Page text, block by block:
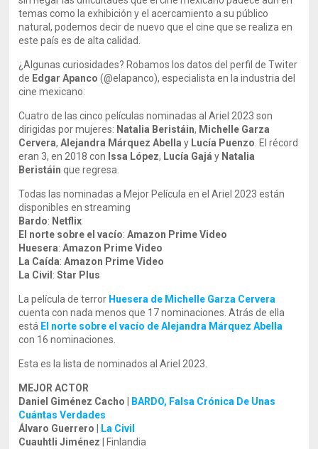
temas como la exhibición y el acercamiento a su público
natural, podemos decir de nuevo que el cine que se realiza en
este país es de alta calidad.
¿Algunas curiosidades? Robamos los datos del perfil de Twiter
de Edgar Apanco (@elapanco), especialista en la industria del
cine mexicano:
Cuatro de las cinco películas nominadas al Ariel 2023 son
dirigidas por mujeres: Natalia Beristáin, Michelle Garza
Cervera,Alejandra Márquez Abella y Lucía Puenzo . El récord
eran 3, en 2018 con Issa López, Lucía Gajá y Natalia
Beristáin que regresa.
Todas las nominadas a Mejor Película en el Ariel 2023 están
disponibles en streaming
Bardo: Netflix
El norte sobre el vacío:Amazon Prime Video
Huesera:Amazon Prime Video
La Caída:Amazon Prime Video
La Civil :Star Plus
La película de terror Huesera de Michelle Garza Cervera
cuenta con nada menos que 17 nominaciones. Atrás de ella
está El norte sobre el vacío de Alejandra Márquez Abella
con 16 nominaciones.
Esta es la lista de nominados al Ariel 2023.
MEJOR ACTOR
Daniel Giménez Cacho
BARDO, Falsa Crónica De Unas
Cuántas Verdades
Álvaro Guerrero
La Civil
Cuauhtli Jiménez | Finlandia